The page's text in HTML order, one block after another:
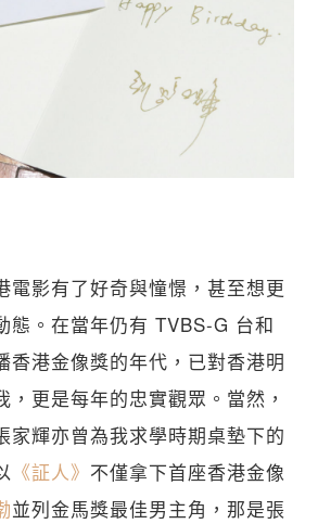
電影有了好奇與憧憬，甚至想更
態。在當年仍有 TVBS-G 台和
香港金像獎的年代，已對香港明
，更是每年的忠實觀眾。當然，
家輝亦曾為我求學時期桌墊下的
《証人》 不僅拿下首座香港金像
並列金馬獎最佳男主角，那是張